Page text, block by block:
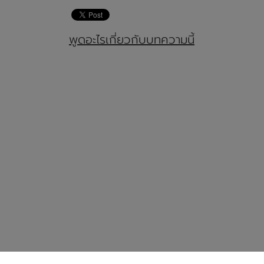
พูดอะไรเกี่ยวกับบทความนี้